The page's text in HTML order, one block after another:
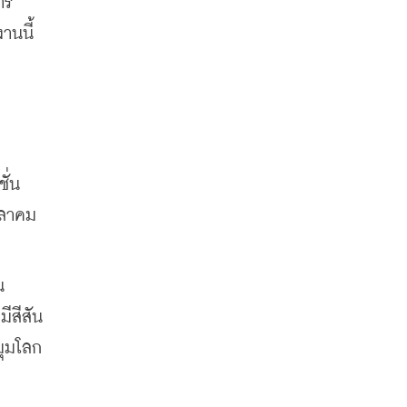
านนี้
น
าคม
มีสีสัน
โลก